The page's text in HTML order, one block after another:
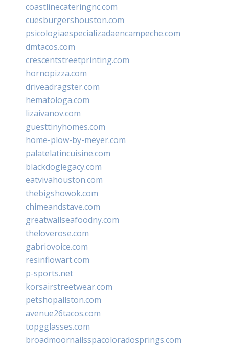
coastlinecateringnc.com
cuesburgershouston.com
psicologiaespecializadaencampeche.com
dmtacos.com
crescentstreetprinting.com
hornopizza.com
driveadragster.com
hematologa.com
lizaivanov.com
guesttinyhomes.com
home-plow-by-meyer.com
palatelatincuisine.com
blackdoglegacy.com
eatvivahouston.com
thebigshowok.com
chimeandstave.com
greatwallseafoodny.com
theloverose.com
gabriovoice.com
resinflowart.com
p-sports.net
korsairstreetwear.com
petshopallston.com
avenue26tacos.com
topgglasses.com
broadmoornailsspacoloradosprings.com